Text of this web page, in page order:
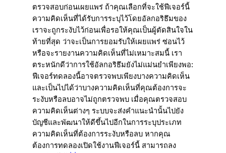
ตรวจสอบก่อนเผยแพร่ ถ้าคุณเลือกที่จะใช้ฟีเจอร์นี้
ความคิดเห็นที่ได้รับการระบุไว้โดยอัลกอริธึมของ
เราจะถูกระงับไว้ก่อนเพื่อรอให้คุณเป็นผู้ตัดสินใจใน
ท้ายที่สุด ว่าจะเป็นการยอมรับให้เผยแพร่ ซ่อนไว้
หรือจะรายงานความคิดเห็นที่ไม่เหมาะสมนี้ เรา
ตระหนักดีว่าการใช้อัลกอริธึมยังไม่แม่นยำเพียงพอ:
ฟีเจอร์ทดลองนี้อาจตรวจพบเพียงบางความคิดเห็น
และเป็นไปได้ว่าบางความคิดเห็นที่คุณต้องการจะ
ระงับหรือลบอาจไม่ถูกตรวจพบ เมื่อคุณตรวจสอบ
ความคิดเห็นต่างๆ ระบบจะส่งคำแนะนำนั้นไปยัง
บัญชีและพัฒนาให้ดีขึ้นไปอีกในการระบุประเภท
ความคิดเห็นที่ต้องการระงับหรือลบ หากคุณ
ต้องการทดลองเปิดใช้งานฟีเจอร์นี้ สามารถลง